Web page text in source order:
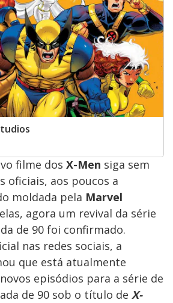
filme dos X-Men siga sem
oficiais, aos poucos a
moldada pela Marvel
agora um revival da série
de 90 foi confirmado.
nas redes sociais, a
que está atualmente
episódios para a série de
de 90 sob o título de X-